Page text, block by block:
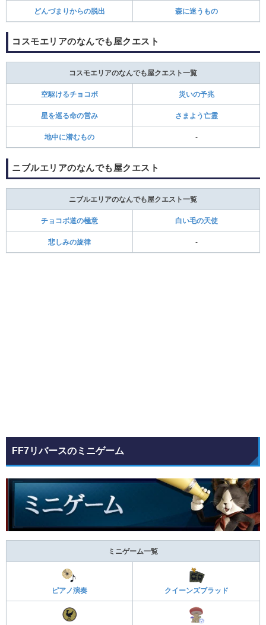
どんづまりからの脱出 森に迷うもの
コスモエリアのなんでも屋クエスト
コスモエリアのなんでも屋クエスト一覧
空駆けるチョコボ 災いの予兆
星を巡る命の営み さまよう亡霊
地中に潜むもの -
ニブルエリアのなんでも屋クエスト
ニブルエリアのなんでも屋クエスト一覧
チョコボ道の極意 白い毛の天使
悲しみの旋律 -
FF7リバースのミニゲーム
ミニゲーム一覧
ピアノ演奏 クイーンズブラッド